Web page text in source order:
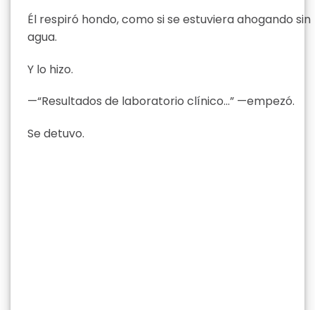
Él respiró hondo, como si se estuviera ahogando sin
agua.
Y lo hizo.
—“Resultados de laboratorio clínico…” —empezó.
Se detuvo.